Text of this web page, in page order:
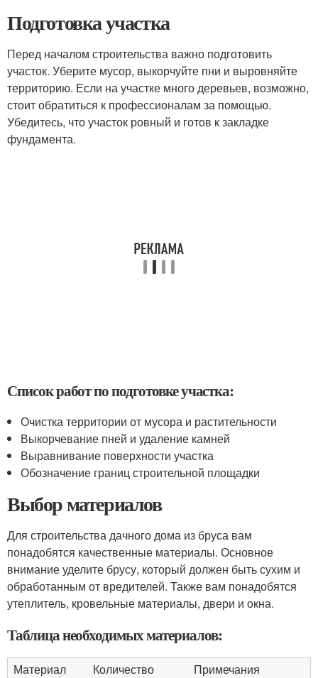
Подготовка участка
Перед началом строительства важно подготовить
участок. Уберите мусор, выкорчуйте пни и выровняйте
территорию. Если на участке много деревьев, возможно,
стоит обратиться к профессионалам за помощью.
Убедитесь, что участок ровный и готов к закладке
фундамента.
Список работ по подготовке участка:
Очистка территории от мусора и растительности
Выкорчевание пней и удаление камней
Выравнивание поверхности участка
Обозначение границ строительной площадки
Выбор материалов
Для строительства дачного дома из бруса вам
понадобятся качественные материалы. Основное
внимание уделите брусу, который должен быть сухим и
обработанным от вредителей. Также вам понадобятся
утеплитель, кровельные материалы, двери и окна.
Таблица необходимых материалов:
Материал Количество
Примечания